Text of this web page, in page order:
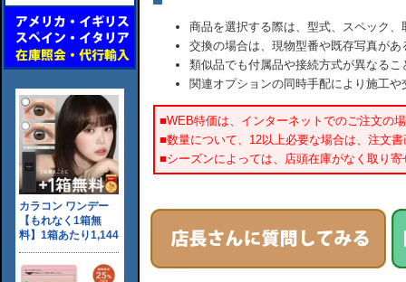
商品を選択する際は、型式、スペック
交換の場合は、現物型番や既存写真が
類似品でも付属品や接続方式が異なるこ
関連オプションの同時手配により施工
■WEB特価は、インターネットでのご注文の
■数量について、12以上必要な場合は、注文
■シーズンによっては、店頭在庫がなく取り